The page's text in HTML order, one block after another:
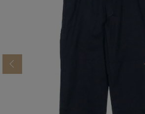
スタ
年代から探す